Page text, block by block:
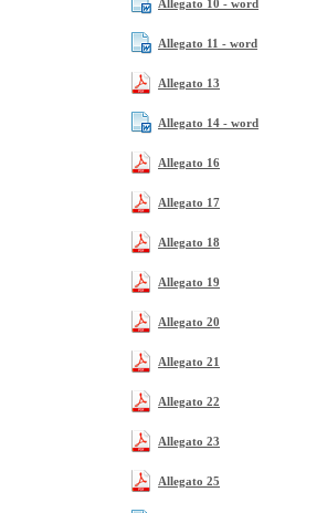
Allegato 10 - word
Allegato 11 - word
Allegato 13
Allegato 14 - word
Allegato 16
Allegato 17
Allegato 18
Allegato 19
Allegato 20
Allegato 21
Allegato 22
Allegato 23
Allegato 25